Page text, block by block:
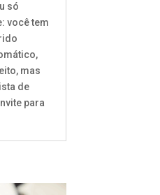
só
você tem
mas
de
para